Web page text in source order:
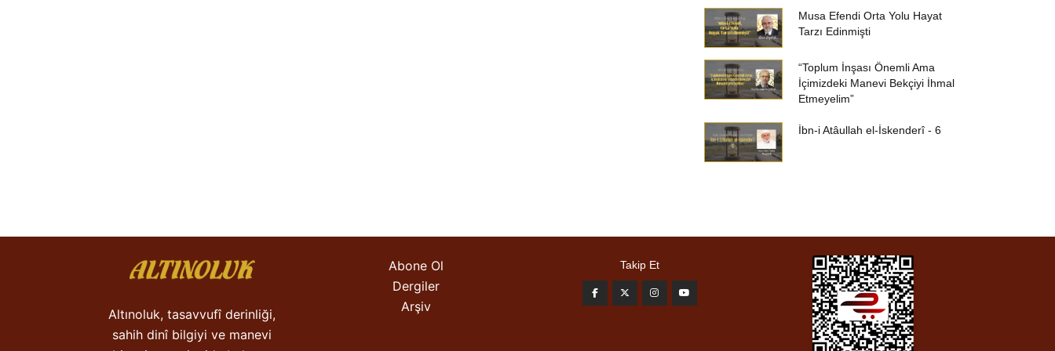
Musa Efendi Orta Yolu Hayat
Tarzı Edinmişti
“Toplum İnşası Önemli Ama
İçimizdeki Manevi Bekçiyi İhmal
Etmeyelim”
İbn-i Atâullah el-İskenderî - 6
Altınoluk, tasavvufî derinliği,
sahih dinî bilgiyi ve manevi
Abone Ol
Dergiler
Arşiv
Takip Et